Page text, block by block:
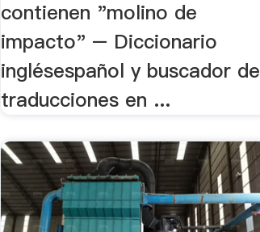
contienen "molino de
impacto" – Diccionario
inglésespañol y buscador de
traducciones en ...